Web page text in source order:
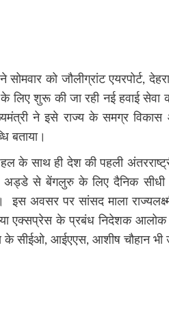
सोमवार को जौलीग्रांट एयरपोर्ट,
लिए शुरू की जा रही नई हवाई
ने इसे राज्य के समग्र विकास
बताया।
के साथ ही देश की पहली
अड्डे से बेंगलुरु के लिए दैनिक
इस अवसर पर सांसद माला
एक्सप्रेस के प्रबंध निदेशक आलोक
के सीईओ, आईएएस, आशीष चौहान भी